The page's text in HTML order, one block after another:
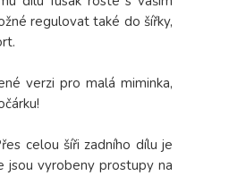
regulovat také do šířky,
verzi pro malá miminka,
celou šíři zadního dílu je
jsou vyrobeny prostupy na